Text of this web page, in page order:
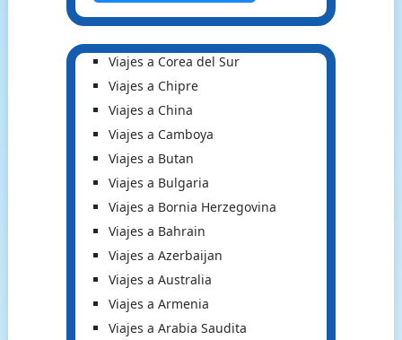
Viajes a Corea del Sur
Viajes a Chipre
Viajes a China
Viajes a Camboya
Viajes a Butan
Viajes a Bulgaria
Viajes a Bornia Herzegovina
Viajes a Bahrain
Viajes a Azerbaijan
Viajes a Australia
Viajes a Armenia
Viajes a Arabia Saudita